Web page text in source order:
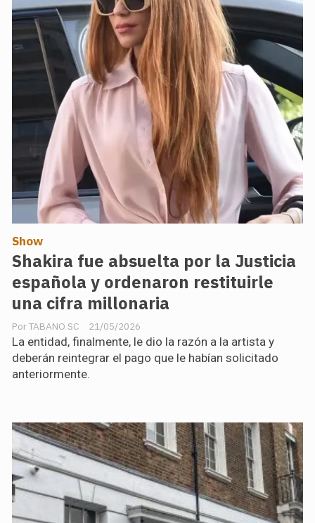
Shakira fue absuelta por la Justicia
española y ordenaron restituirle
una cifra millonaria
TABANO SC
Show
21/05/2026
La entidad, finalmente, le dio la razón a la artista y
deberán reintegrar el pago que le habían solicitado
anteriormente.